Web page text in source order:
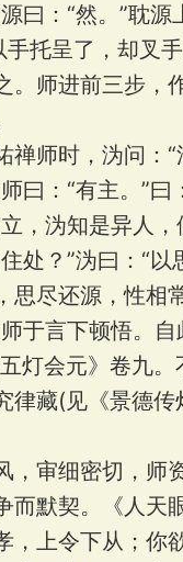
曰：“然。”耽源
托呈了，却叉
。师进前三步，
师时，沩问：“
曰：“有主。”曰
，沩知是异人
处？”沩曰：“以
思尽还源，性相
于言下顿悟。自
灯会元》卷九。
律藏(见《景德传
审细密切，师
而默契。《人天
，上令下从；你